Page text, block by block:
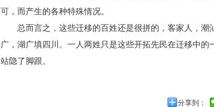
可，而产生的各种特殊情况。
总而言之，这些迁移的百姓还是很拼的，客家人，潮
广，湖广填四川。一人两姓只是这些开拓先民在迁移中
站隐了脚跟。
分享到：